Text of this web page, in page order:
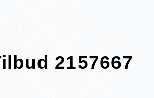
2157667